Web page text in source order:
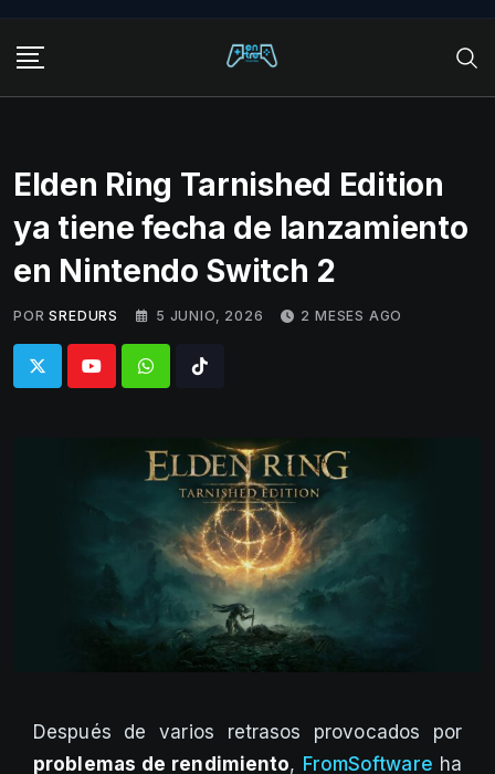
content
Elden Ring Tarnished Edition
ya tiene fecha de lanzamiento
en Nintendo Switch 2
POR SREDURS 5 JUNIO, 2026 2 MESES AGO
WhatsappTiktok
Después de varios retrasos provocados por
problemas de rendimiento, FromSoftware ha